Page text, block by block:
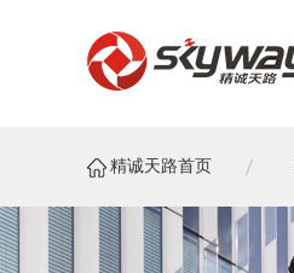
精诚天路首页